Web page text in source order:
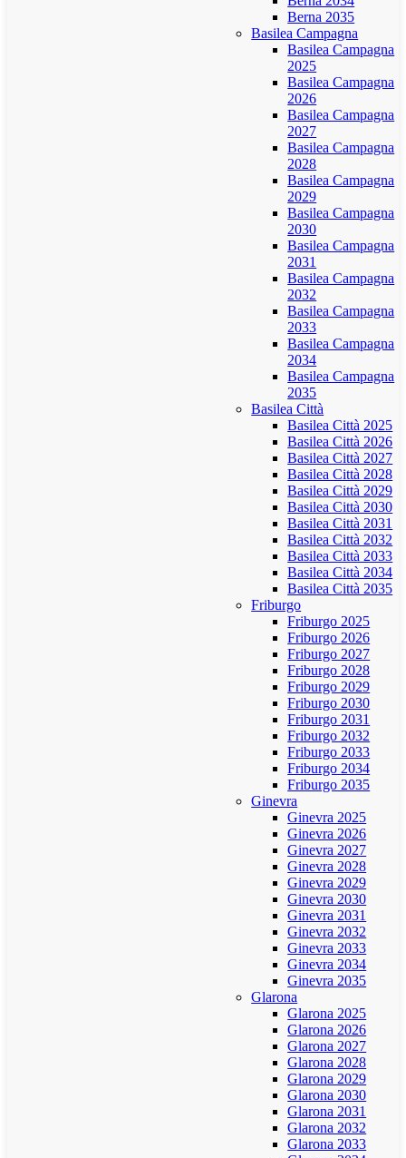
Berna 2035
Basilea Campagna
Basilea Campagna
2025
Basilea Campagna
2026
Basilea Campagna
2027
Basilea Campagna
2028
Basilea Campagna
2029
Basilea Campagna
2030
Basilea Campagna
2031
Basilea Campagna
2032
Basilea Campagna
2033
Basilea Campagna
2034
Basilea Campagna
2035
Basilea Città
Basilea Città 2025
Basilea Città 2026
Basilea Città 2027
Basilea Città 2028
Basilea Città 2029
Basilea Città 2030
Basilea Città 2031
Basilea Città 2032
Basilea Città 2033
Basilea Città 2034
Basilea Città 2035
Friburgo
Friburgo 2025
Friburgo 2026
Friburgo 2027
Friburgo 2028
Friburgo 2029
Friburgo 2030
Friburgo 2031
Friburgo 2032
Friburgo 2033
Friburgo 2034
Friburgo 2035
Ginevra
Ginevra 2025
Ginevra 2026
Ginevra 2027
Ginevra 2028
Ginevra 2029
Ginevra 2030
Ginevra 2031
Ginevra 2032
Ginevra 2033
Ginevra 2034
Ginevra 2035
Glarona
Glarona 2025
Glarona 2026
Glarona 2027
Glarona 2028
Glarona 2029
Glarona 2030
Glarona 2031
Glarona 2032
Glarona 2033